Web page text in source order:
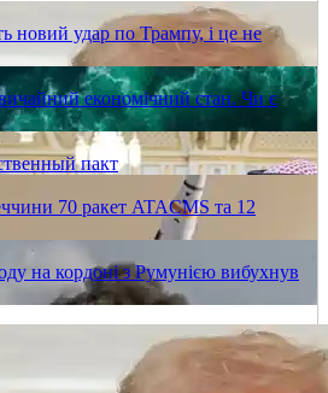
удар по Трампу, і це не
економічний стан. Чи є
пакт
70 ракет ATACMS та 12
на кордоні з Румунією вибухнув